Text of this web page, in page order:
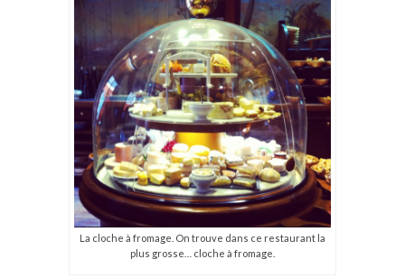
La cloche à fromage. On trouve dans ce restaurant la
plus grosse… cloche à fromage.